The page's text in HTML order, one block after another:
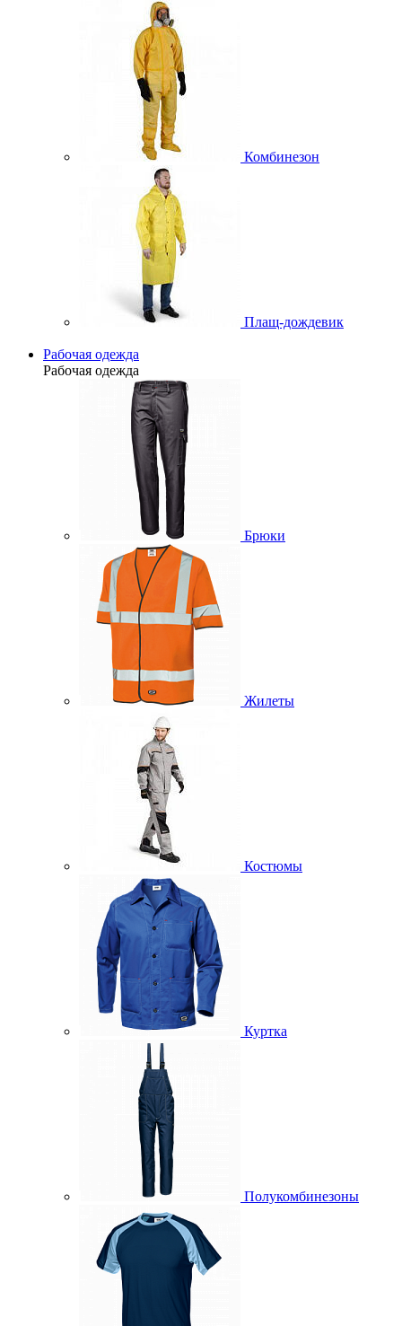
Комбинезон
Плащ-дождевик
Рабочая одежда
Рабочая одежда
Брюки
Жилеты
Костюмы
Куртка
Полукомбинезоны